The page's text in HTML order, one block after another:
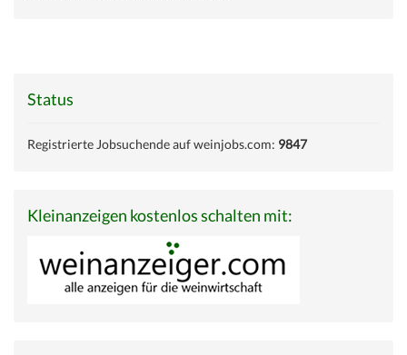
Status
Registrierte Jobsuchende auf weinjobs.com: 9847
Kleinanzeigen kostenlos schalten mit: